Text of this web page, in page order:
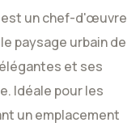
est un chef-d'œuvre
paysage urbain de
et ses
Idéale pour les
un emplacement